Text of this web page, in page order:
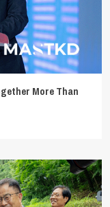
More Than